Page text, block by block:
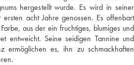
hergestellt wurde. Es wird in seiner
acht Jahre genossen. Es offenbart
aus der ein fruchtiges, blumiges und
entweicht. Seine seidigen Tannine und
ermöglichen es, ihn zu schmackhaften